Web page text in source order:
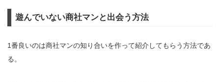
遊んでいない商社マンと出会う方法
1番良いのは商社マンの知り合いを作って紹介してもらう方法であ
る。